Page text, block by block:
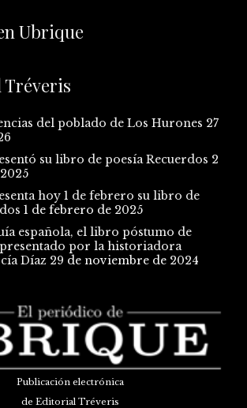
Ubrique
del poblado de Los Hurones 27
su libro de poesía Recuerdos 2
hoy 1 de febrero su libro de
1 de febrero de 2025
española, el libro póstumo de
presentado por la historiadora
Díaz 29 de noviembre de 2024
Publicación electrónica
de Editorial Tréveris